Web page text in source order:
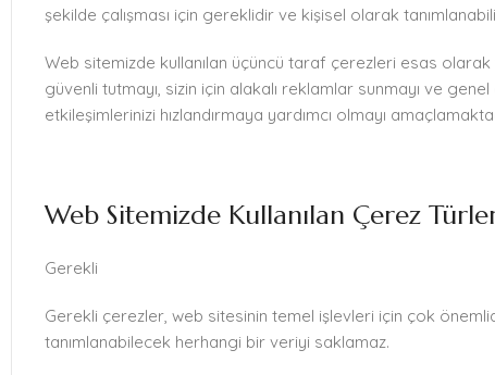
şekilde çalışması için gereklidir ve kişisel olarak
Web sitemizde kullanılan üçüncü taraf çerezleri esas
güvenli tutmayı, sizin için alakalı reklamlar sunmayı ve
etkileşimlerinizi hızlandırmaya yardımcı olmayı
Web Sitemizde Kullanılan Çerez
Gerekli
Gerekli çerezler, web sitesinin temel işlevleri için çok
tanımlanabilecek herhangi bir veriyi saklamaz.